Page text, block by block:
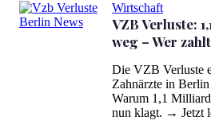
VZB Verluste: 1,1 Milliarden Euro
Wirtschaft
VZB Verluste:
weg – Wer
Die VZB Verluste
Zahnärzte in
Warum 1,1
nun klagt. → Jetzt